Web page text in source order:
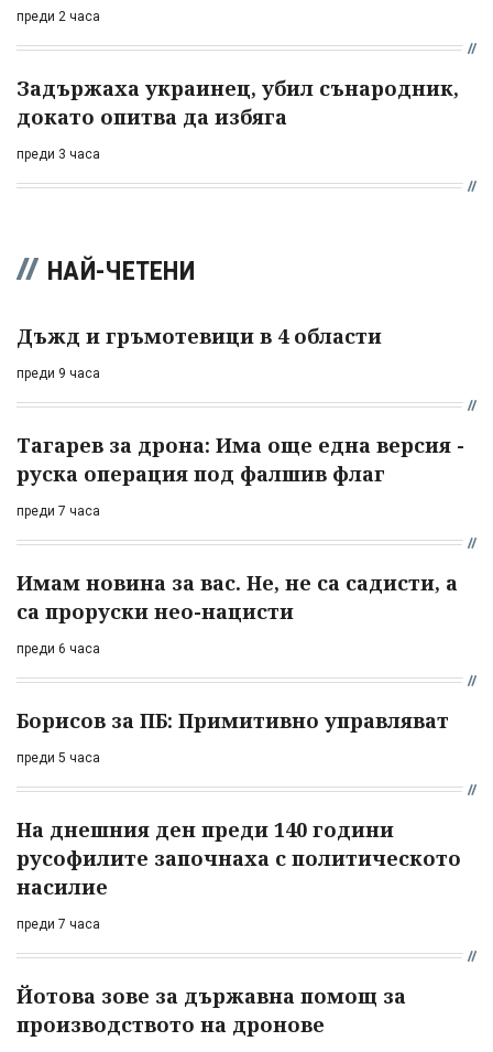
преди 2 часа
Задържаха украинец, убил сънародник,
докато опитва да избяга
преди 3 часа
НАЙ-ЧЕТЕНИ
Дъжд и гръмотевици в 4 области
преди 9 часа
Тагарев за дрона: Има още една версия -
руска операция под фалшив флаг
преди 7 часа
Имам новина за вас. Не, не са садисти, а
са проруски нео-нацисти
преди 6 часа
Борисов за ПБ: Примитивно управляват
преди 5 часа
На днешния ден преди 140 години
русофилите започнаха с политическото
насилие
преди 7 часа
Йотова зове за държавна помощ за
производството на дронове